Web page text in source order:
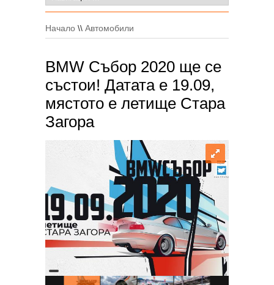
Начало \\ Автомобили
BMW Събор 2020 ще се
състои! Датата е 19.09,
мястото е летище Стара
Загора